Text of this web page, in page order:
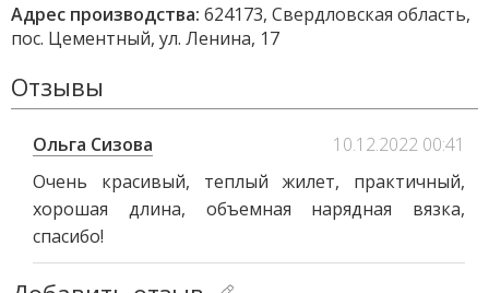
Адрес производства: 624173, Свердловская область,
пос. Цементный, ул. Ленина, 17
Отзывы
Ольга Сизова
10.12.2022 00:41
Очень красивый, теплый жилет, практичный,
хорошая длина, объемная нарядная вязка,
спасибо!